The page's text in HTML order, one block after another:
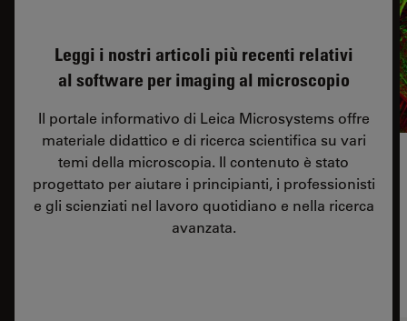
Leggi i nostri articoli più recenti relativi
al software per imaging al microscopio
Il portale informativo di Leica Microsystems offre
materiale didattico e di ricerca scientifica su vari
temi della microscopia. Il contenuto è stato
progettato per aiutare i principianti, i professionisti
e gli scienziati nel lavoro quotidiano e nella ricerca
avanzata.